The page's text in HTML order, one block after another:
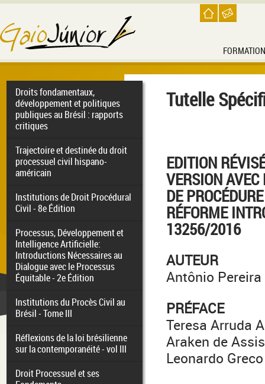
FORMATION
Droits fondamentaux,
développement et politiques
publiques au Brésil : rapports
critiques
Trajectoire et destinée du droit
processuel civil hispano-
américain
Institutions de Droit Procédural
Civil - 8e Édition
Processus, Développement et
Intelligence Artificielle:
Introductions Nécessaires au
Dialogue avec le Processus
Équitable - 2e Édition
Institutions du Procès Civil au
Brésil - Tome III
Réflexions de la loi brésilienne
sur la contemporanéité - vol III
Droit Processuel et ses
Tutelle
EDITION
VERSION AVEC
DE
RÉFORME
13256/2016
AUTEUR
Antônio
PRÉFACE
Teresa Arruda
Araken de Assis
Leonardo Greco